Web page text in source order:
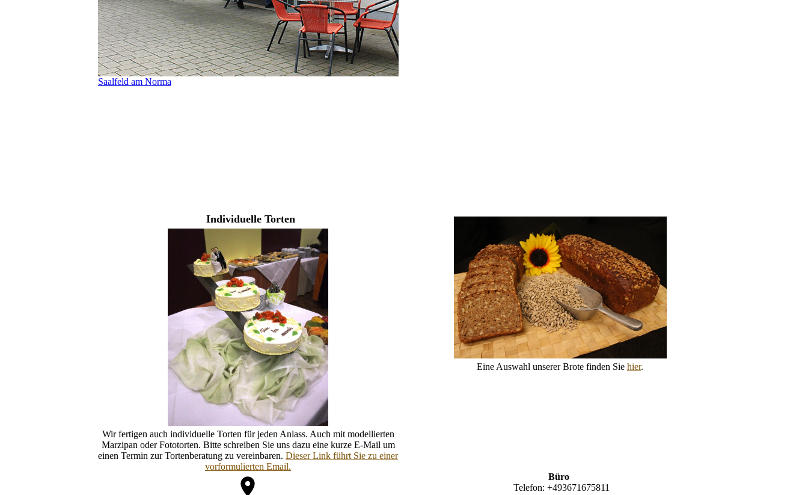
Saalfeld am Norma
Individuelle Torten
Wir fertigen auch individuelle Torten für jeden Anlass. Auch mit modellierten
Marzipan oder Fototorten. Bitte schreiben Sie uns dazu eine kurze E-Mail um
einen Termin zur Tortenberatung zu vereinbaren. Dieser Link führt Sie zu einer
vorformulierten Email.
Eine Auswahl unserer Brote finden Sie hier.
Büro
Telefon: +493671675811